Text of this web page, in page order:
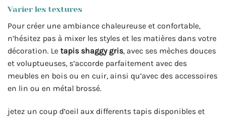
Varier les textures
Pour créer une ambiance chaleureuse et confortable,
n’hésitez pas à mixer les styles et les matières dans votre
décoration. Le tapis shaggy gris, avec ses mèches douces
et voluptueuses, s’accorde parfaitement avec des
meubles en bois ou en cuir, ainsi qu’avec des accessoires
en lin ou en métal brossé.
jetez un coup d’oeil aux differents tapis disponibles et